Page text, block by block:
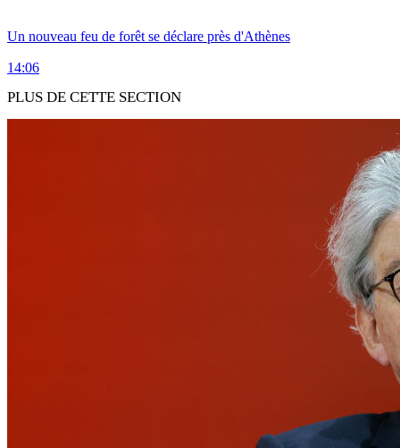
Un nouveau feu de forêt se déclare près d'Athènes
14:06
PLUS DE CETTE SECTION